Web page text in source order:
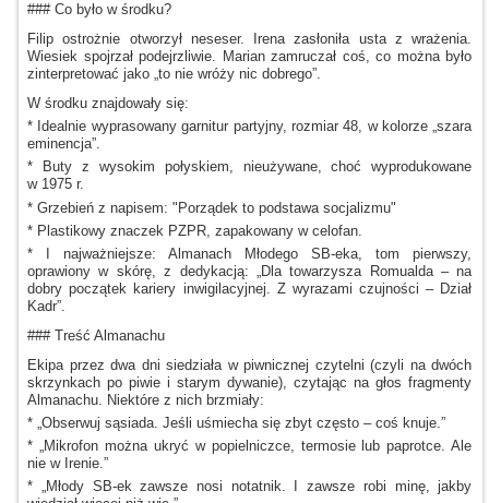
### Co byłow środku?
Filip ostrożnie otworzył neseser. Irena zasłoniła ustaz wrażenia.
Wiesiek spojrzał podejrzliwie. Marian zamruczał coś, co można było
zinterpretować jako „to nie wróży nic dobrego”.
W środku znajdowały się:
* Idealnie wyprasowany garnitur partyjny, rozmiar 48, w kolorze„szara
eminencja”.
* Buty z wysokim połyskiem, nieużywane, choć wyprodukowane
w 1975 r.
* Grzebieńz napisem: "Porządek to podstawa socjalizmu"
* Plastikowy znaczek PZPR, zapakowanyw celofan.
*
I najważniejsze: Almanach Młodego SB-eka, tom pierwszy,
oprawionyw skórę, z dedykacją: „Dla towarzysza Romualda – na
dobry początek kariery inwigilacyjnej. Z wyrazami czujności – Dział
Kadr”.
### Treść Almanachu
Ekipa przez dwa dni siedziała w piwnicznej czytelni (czyli na dwóch
skrzynkach po piwiei starym dywanie), czytając na głos fragmenty
Almanachu. Niektórez nich brzmiały:
* „Obserwuj sąsiada. Jeśli uśmiecha się zbyt często – coś knuje.”
* „Mikrofon można ukryć w popielniczce, termosie lub paprotce. Ale
niew Irenie.”
* „Młody SB-ek zawsze nosi notatnik.
I zawsze robi minę, jakby